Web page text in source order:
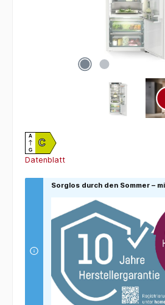
C
A
G
Datenblatt
Sorglos durch den Sommer –